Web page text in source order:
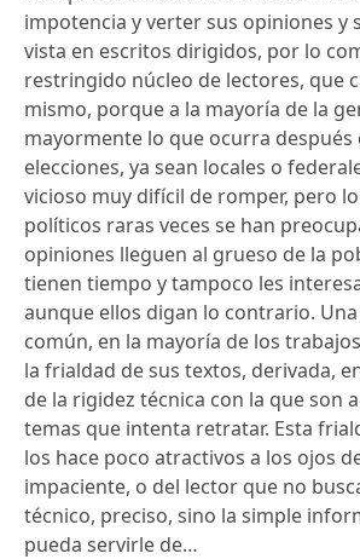
impotencia y verter sus opiniones y
vista en escritos dirigidos, por lo
restringido núcleo de lectores, que
mismo, porque a la mayoría de la
mayormente lo que ocurra después
elecciones, ya sean locales o
vicioso muy difícil de romper, pero
políticos raras veces se han
opiniones lleguen al grueso de la
tienen tiempo y tampoco les
aunque ellos digan lo contrario.
común, en la mayoría de los
la frialdad de sus textos, derivada,
de la rigidez técnica con la que son
temas que intenta retratar. Esta
los hace poco atractivos a los ojos
impaciente, o del lector que no
técnico, preciso, sino la simple
pueda servirle de…